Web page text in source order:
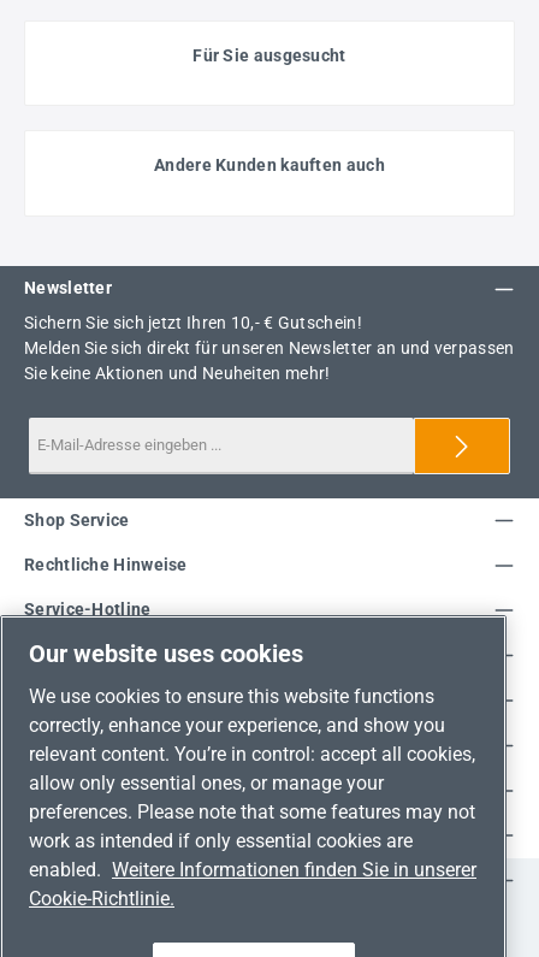
Für Sie ausgesucht
Andere Kunden kauften auch
Newsletter
Sichern Sie sich jetzt Ihren 10,- € Gutschein!
Melden Sie sich direkt für unseren Newsletter an und verpassen
Sie keine Aktionen und Neuheiten mehr!
Service-Hotline
Shop Service
Rechtliche Hinweise
Unsere Vorteile
Versandarten
Zahlungsarten
Adresse
Umweltschutz & Partnerschaft
Jetzt auf Social Media folgen!
FacebookInstagramYouTubeLinkedIn
Our website uses cookies
We use cookies to ensure this website functions
correctly, enhance your experience, and show you
relevant content. You’re in control: accept all cookies,
allow only essential ones, or manage your
preferences. Please note that some features may not
work as intended if only essential cookies are
enabled. Weitere Informationen finden Sie in unserer
Cookie-Richtlinie.